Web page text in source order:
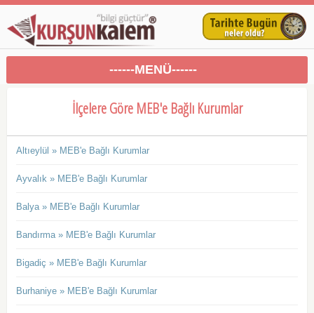
------MENÜ------
İlçelere Göre MEB'e Bağlı Kurumlar
Altıeylül » MEB'e Bağlı Kurumlar
Ayvalık » MEB'e Bağlı Kurumlar
Balya » MEB'e Bağlı Kurumlar
Bandırma » MEB'e Bağlı Kurumlar
Bigadiç » MEB'e Bağlı Kurumlar
Burhaniye » MEB'e Bağlı Kurumlar